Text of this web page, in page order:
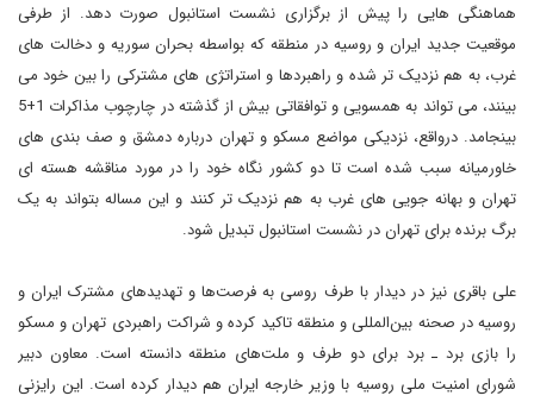
هماهنگی هایی را پیش از برگزاری نشست استانبول صورت دهد. از طرفی
موقعیت جدید ایران و روسیه در منطقه که بواسطه بحران سوریه و دخالت های
غرب، به هم نزدیک تر شده و راهبردها و استراتژی های مشترکی را بین خود می
بینند، می تواند به همسویی و توافقاتی بیش از گذشته در چارچوب مذاکرات 1+5
بینجامد. درواقع، نزدیکی مواضع مسکو و تهران درباره دمشق و صف بندی های
خاورمیانه سبب شده است تا دو کشور نگاه خود را در مورد مناقشه هسته ای
تهران و بهانه جویی های غرب به هم نزدیک تر کنند و این مساله بتواند به یک
برگ برنده برای تهران در نشست استانبول تبدیل شود.
علی باقری نیز در دیدار با طرف روسی به فرصت‌ها و تهدیدهای مشترک ایران و
روسیه در صحنه‌ بین‌المللی و منطقه تاکید کرده و شراکت راهبردی تهران و مسکو
را بازی برد ـ برد برای دو طرف و ملت‌های منطقه دانسته است. معاون دبیر
شورای امنیت ملی روسیه با وزیر خارجه ایران هم دیدار کرده است. این رایزنی